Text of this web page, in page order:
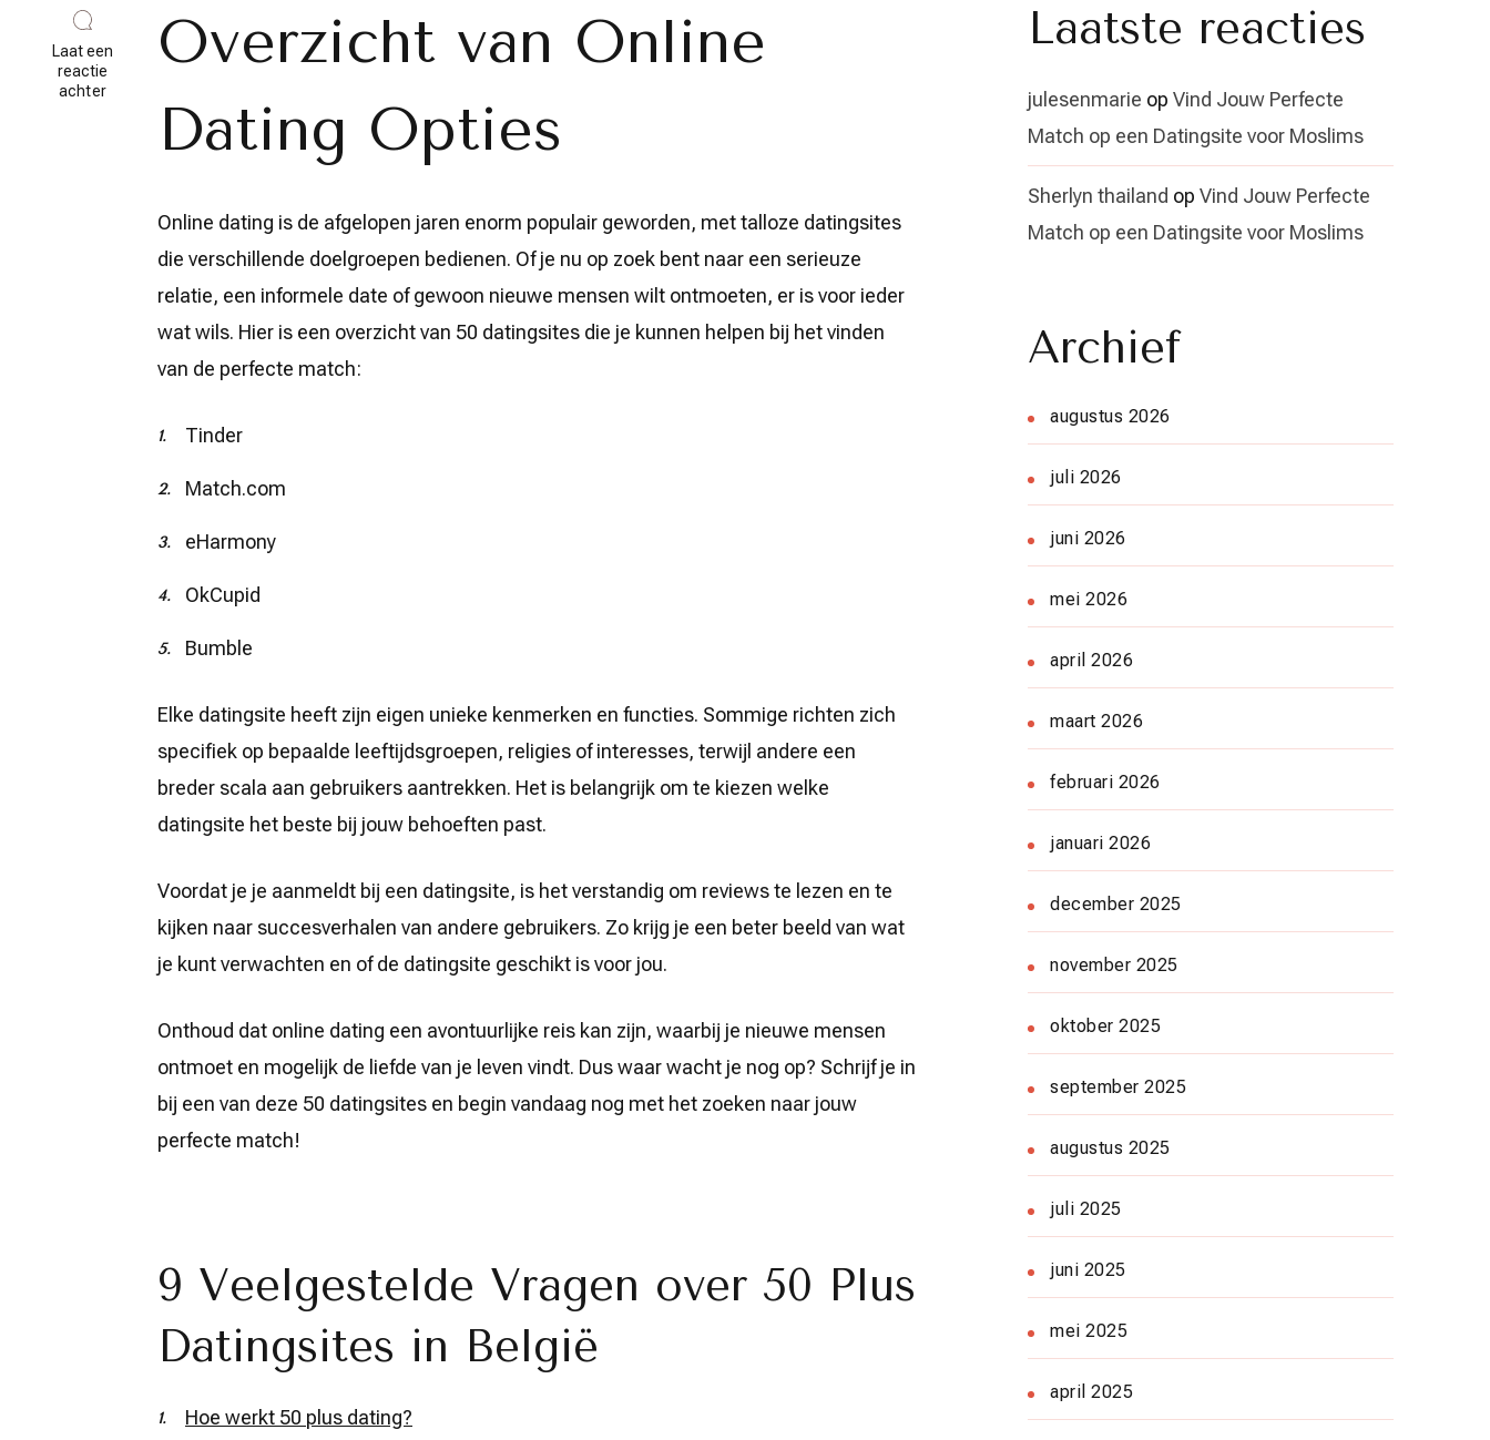
Laat een
reactie
achterop
Datingsites:
Overzicht van Online
Dating Opties
Online dating is de afgelopen jaren enorm populair geworden, met talloze datingsites
die verschillende doelgroepen bedienen. Of je nu op zoek bent naar een serieuze
relatie, een informele date of gewoon nieuwe mensen wilt ontmoeten, er is voor ieder
wat wils. Hier is een overzicht van 50 datingsites die je kunnen helpen bij het vinden
van de perfecte match:
Tinder
Match.com
eHarmony
OkCupid
Bumble
Elke datingsite heeft zijn eigen unieke kenmerken en functies. Sommige richten zich
specifiek op bepaalde leeftijdsgroepen, religies of interesses, terwijl andere een
breder scala aan gebruikers aantrekken. Het is belangrijk om te kiezen welke
datingsite het beste bij jouw behoeften past.
Voordat je je aanmeldt bij een datingsite, is het verstandig om reviews te lezen en te
kijken naar succesverhalen van andere gebruikers. Zo krijg je een beter beeld van wat
je kunt verwachten en of de datingsite geschikt is voor jou.
Onthoud dat online dating een avontuurlijke reis kan zijn, waarbij je nieuwe mensen
ontmoet en mogelijk de liefde van je leven vindt. Dus waar wacht je nog op? Schrijf je in
bij een van deze 50 datingsites en begin vandaag nog met het zoeken naar jouw
perfecte match!
9 Veelgestelde Vragen over 50 Plus
Datingsites in België
Hoe werkt 50 plus dating?
Laatste reacties
julesenmarie op Vind Jouw Perfecte
Match op een Datingsite voor Moslims
Sherlyn thailand op Vind Jouw Perfecte
Match op een Datingsite voor Moslims
Archief
augustus 2026
juli 2026
juni 2026
mei 2026
april 2026
maart 2026
februari 2026
januari 2026
december 2025
november 2025
oktober 2025
september 2025
augustus 2025
juli 2025
juni 2025
mei 2025
april 2025